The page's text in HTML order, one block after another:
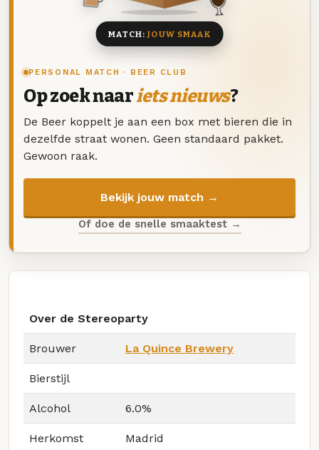
PERSONAL MATCH · BEER CLUB
Op zoek naariets nieuws?
De Beer koppelt je aan een box met bieren die in
dezelfde straat wonen. Geen standaard pakket.
Gewoon raak.
Bekijk jouw match →
Of doe de snelle smaaktest →
MATCH:JOUW SMAAK
Over de Stereoparty
Brouwer La Quince Brewery
Bierstijl
Alcohol 6.0%
Herkomst Madrid